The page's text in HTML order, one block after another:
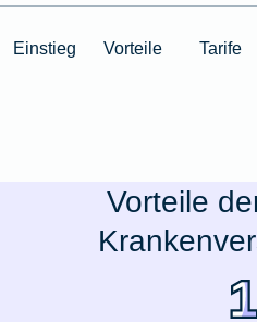
Einstieg Vorteile Tarife
Vorteile